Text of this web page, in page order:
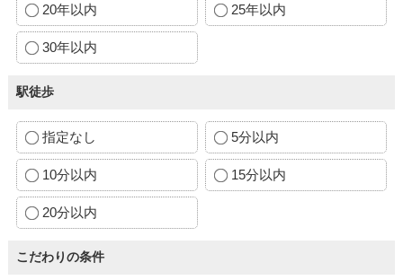
20年以内 25年以内
30年以内
駅徒歩
指定なし 5分以内
10分以内 15分以内
20分以内
こだわりの条件